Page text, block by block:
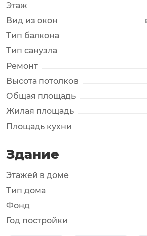
Этаж
Вид из окон
Тип балкона
Тип санузла
Ремонт
Высота потолков
Общая площадь
Жилая площадь
Площадь кухни
Здание
Этажей в доме
Тип дома
Фонд
Год постройки